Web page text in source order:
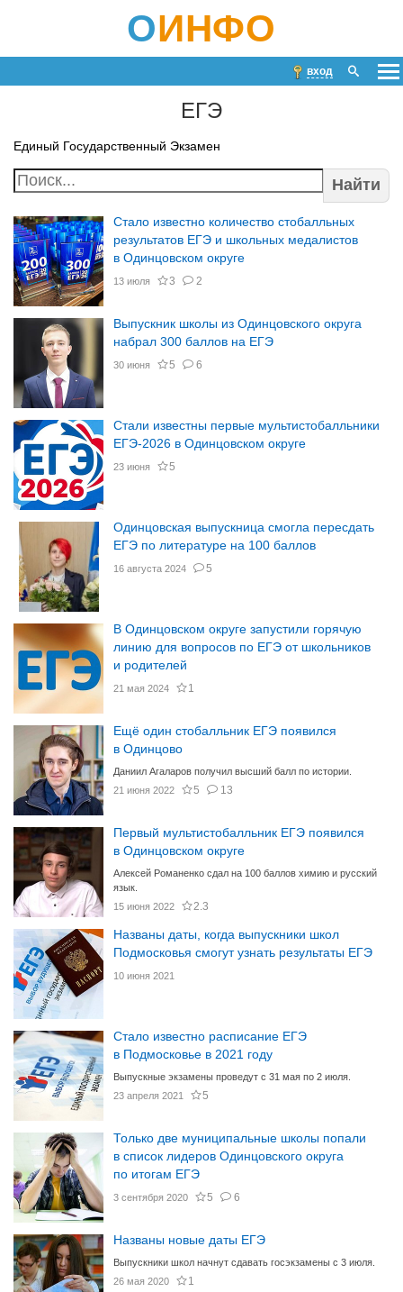
ОИНФО
вход
ЕГЭ
Единый Государственный Экзамен
Найти
Стало известно количество стобалльных
результатов ЕГЭ и школьных медалистов
в Одинцовском округе
13 июля 3 2
Выпускник школы из Одинцовского округа
набрал 300 баллов на ЕГЭ
30 июня 5 6
Стали известны первые мультистобалльники
ЕГЭ-2026 в Одинцовском округе
23 июня 5
Одинцовская выпускница смогла пересдать
ЕГЭ по литературе на 100 баллов
16 августа 2024 5
В Одинцовском округе запустили горячую
линию для вопросов по ЕГЭ от школьников
и родителей
21 мая 2024 1
Ещё один стобалльник ЕГЭ появился
в Одинцово
Даниил Агаларов получил высший балл по истории.
21 июня 2022
5 13
Первый мультистобалльник ЕГЭ появился
в Одинцовском округе
Алексей Романенко сдал на 100 баллов химию и русский
язык.
15 июня 2022
2.3
Названы даты, когда выпускники школ
Подмосковья смогут узнать результаты ЕГЭ
10 июня 2021
Стало известно расписание ЕГЭ
в Подмосковье в 2021 году
Выпускные экзамены проведут с 31 мая по 2 июля.
23 апреля 2021
5
Только две муниципальные школы попали
в список лидеров Одинцовского округа
по итогам ЕГЭ
3 сентября 2020 5 6
Названы новые даты ЕГЭ
Выпускники школ начнут сдавать госэкзамены с 3 июля.
26 мая 2020
1